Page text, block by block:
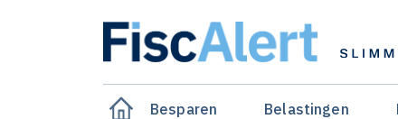
Besparen Belastingen